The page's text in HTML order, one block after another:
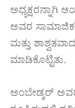
ಅಧ್ಯಕ್ಷರನ್ನಾಗಿ
ಅವರ ಸಾಮಾಜಿಕ
ಮತ್ತು
ಮಾಡಿಕೊಟ್ಟಿತು.
ಅಂಬೇಡ್ಕರ್